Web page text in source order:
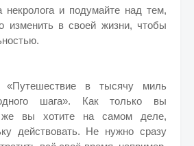
некролога и подумайте над тем,
изменить в своей жизни, чтобы
«Путешествие в тысячу миль
шага». Как только вы
же вы хотите на самом деле,
действовать. Не нужно сразу